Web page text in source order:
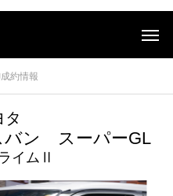
約情報
タ
バン スーパーGL
イムⅡ